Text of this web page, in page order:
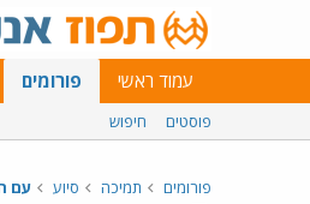
עמוד ראשי פורומים
פוסטים חיפוש
פורומים תמיכה סיוע עם